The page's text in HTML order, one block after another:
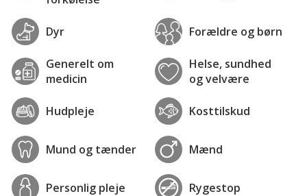
Dyr Forældre og børn
Generelt om
medicin
Helse, sundhed
og velvære
Hudpleje Kosttilskud
Mund og tænder Mænd
Personlig pleje Rygestop